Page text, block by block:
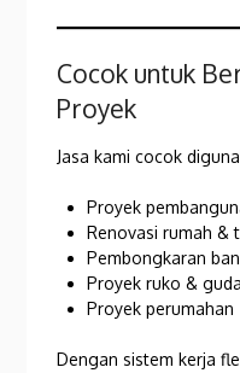
Cocok untuk
Proyek
Jasa kami cocok
Proyek
Renovasi rumah &
Pembongkaran
Proyek ruko &
Proyek perumahan
Dengan sistem kerja